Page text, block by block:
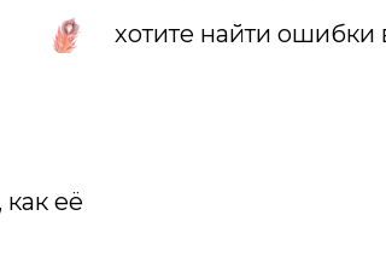
хотите найти ошибки
её